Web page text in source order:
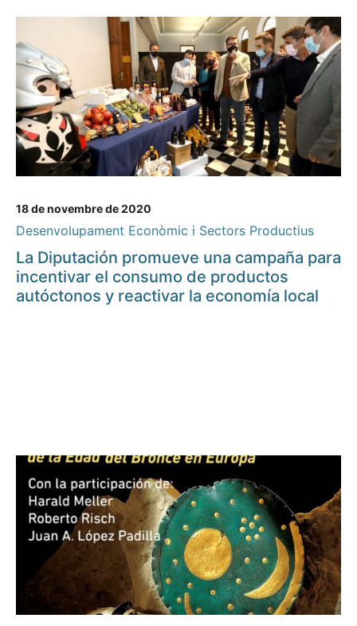
18 de novembre de 2020
Desenvolupament Econòmic i Sectors Productius
La Diputación promueve una campaña para
incentivar el consumo de productos
autóctonos y reactivar la economía local